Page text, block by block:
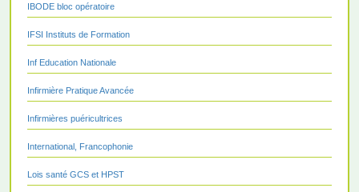
IBODE bloc opératoire
IFSI Instituts de Formation
Inf Education Nationale
Infirmière Pratique Avancée
Infirmières puéricultrices
International, Francophonie
Lois santé GCS et HPST